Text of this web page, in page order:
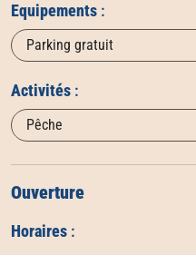
Equipements :
Parking gratuit
Activités :
Pêche
Ouverture
Horaires :